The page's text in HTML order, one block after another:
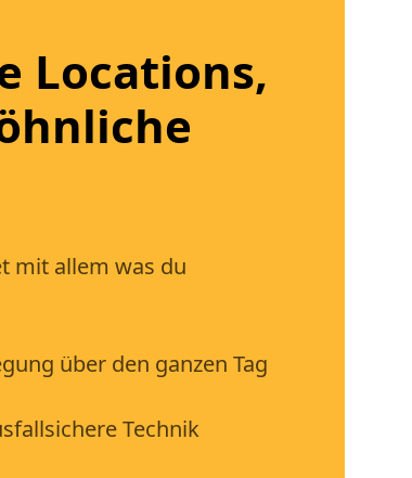
Locations,
mit allem was du
über den ganzen Tag
Technik